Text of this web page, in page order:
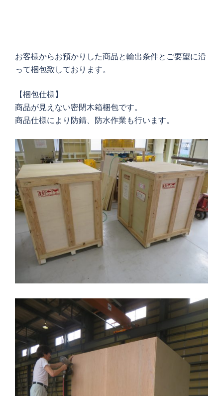
お客様からお預かりした商品と輸出条件とご要望に沿
って梱包致しております。
【梱包仕様】
商品が見えない密閉木箱梱包です。
商品仕様により防錆、防水作業も行います。